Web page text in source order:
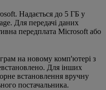
Надається до 5 ГБ у
Для передачі даних
передплата Microsoft або
на новому комп'ютері з
Для інших
встановлення вручну
постачальника.